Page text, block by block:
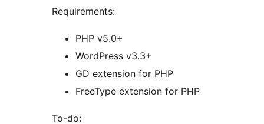
Requirements:
PHP v5.0+
WordPress v3.3+
GD extension for PHP
FreeType extension for PHP
To-do: